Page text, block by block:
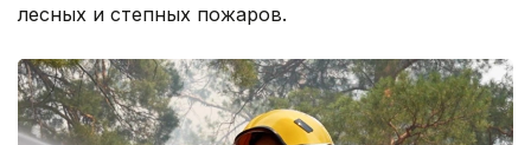
лесных и степных пожаров.